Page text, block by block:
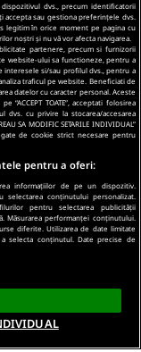
dvs., precum identificatorii
sau gestiona preferințele dvs.
legitim în orice moment pe pagina cu
noștri și nu vă vor afecta navigarea.
partenere, precum si furnizorii
website-ului sa functioneze, pentru a
interesele si/sau profilul dvs., pentru a
traficul pe website. Beneficiati de
datelor cu caracter personal. Aceste
pe “ACCEPT TOATE”, acceptati folosirea
dvs. cu privire la stocarea/accesarea
SA MODIFIC SETARILE INDIVIDUAL”
de cookie strict necesare pentru
pentru a oferi:
informațiilor de pe un dispozitiv.
selectarea conținutului personalizat.
pentru selectarea publicității
Măsurarea performanței conținutului.
diferite. Utilizarea de date limitate
selecta conținutul. Date precise de